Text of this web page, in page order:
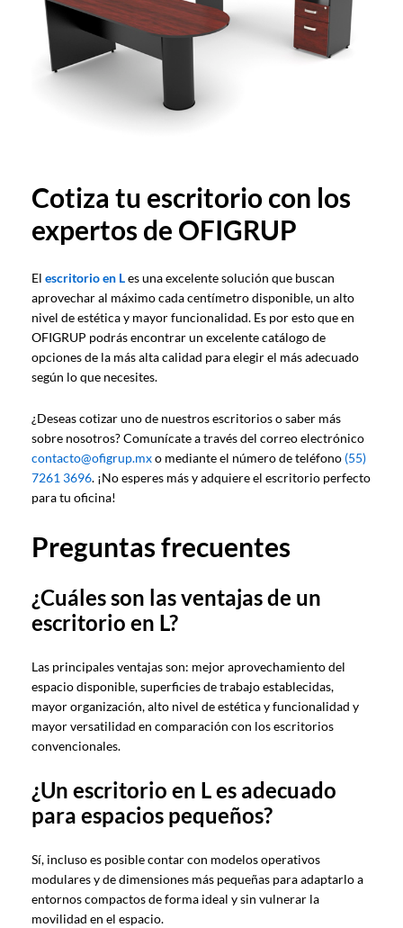
Cotiza tu escritorio con los
expertos de OFIGRUP
El escritorio en Les una excelente solución que buscan
aprovechar al máximo cada centímetro disponible, un alto
nivel de estética y mayor funcionalidad. Es por esto que en
OFIGRUP podrás encontrar un excelente catálogo de
opciones de la más alta calidad para elegir el más adecuado
según lo que necesites.
¿Deseas cotizar uno de nuestros escritorios o saber más
sobre nosotros? Comunícate a través del correo electrónico
contacto@ofigrup.mxo mediante el número de teléfono (55)
7261 3696. ¡No esperes más y adquiere el escritorio perfecto
para tu oficina!
Preguntas frecuentes
¿Cuáles son las ventajas de un
escritorio en L?
Las principales ventajas son: mejor aprovechamiento del
espacio disponible, superficies de trabajo establecidas,
mayor organización, alto nivel de estética y funcionalidad y
mayor versatilidad en comparación con los escritorios
convencionales.
¿Un escritorio en L es adecuado
para espacios pequeños?
Sí, incluso es posible contar con modelos operativos
modulares y de dimensiones más pequeñas para adaptarlo a
entornos compactos de forma ideal y sin vulnerar la
movilidad en el espacio.